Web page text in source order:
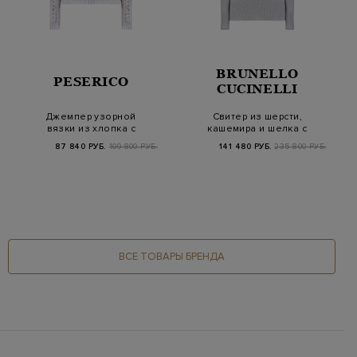
PESERICO
Джемпер узорной
вязки из хлопка с
пайетка…
87 840 РУБ. 109 800 РУБ.
BRUNELLO
CUCINELLI
Свитер из шерсти,
кашемира и шелка с
141 480 РУБ. 235 800 РУБ.
ВСЕ ТОВАРЫ БРЕНДА